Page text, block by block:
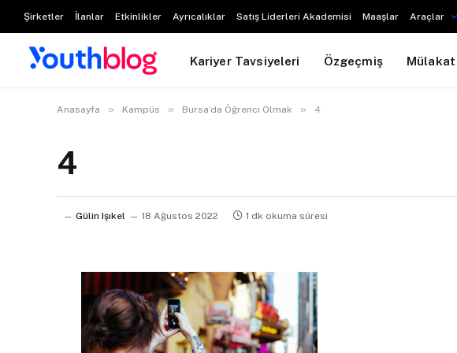
Şirketler İlanlar Etkinlikler Ayrıcalıklar Satış Liderleri Akademisi Maaşlar Araçlar
Kariyer Tavsiyeleri Özgeçmiş Mülakat
Anasayfa » Kampüs » Bursa’da Öğrenci Olmak » 4
4
Gülin Işıkel 18 Ağustos 2022 1 dk okuma süresi